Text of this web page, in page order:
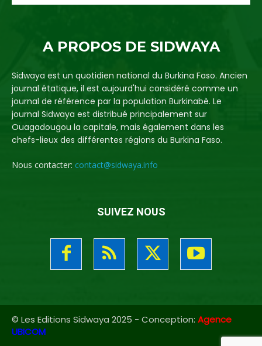
A PROPOS DE SIDWAYA
Sidwaya est un quotidien national du Burkina Faso. Ancien
journal étatique, il est aujourd'hui considéré comme un
journal de référence par la population Burkinabè. Le
journal Sidwaya est distribué principalement sur
Ouagadougou la capitale, mais également dans les
chefs-lieux des différentes régions du Burkina Faso.
Nous contacter: contact@sidwaya.info
SUIVEZ NOUS
© Les Editions Sidwaya 2025 - Conception: Agence
UBICOM